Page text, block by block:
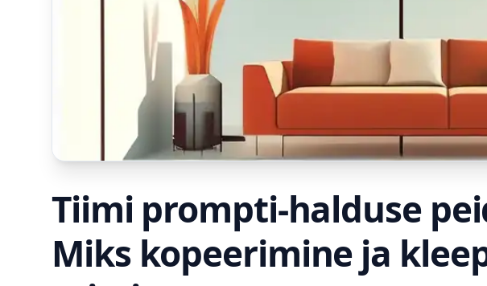
Tiimi prompti-halduse
Miks kopeerimine ja